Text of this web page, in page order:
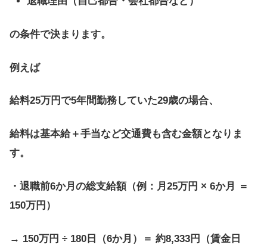
の条件で決まります。
例えば
給料25万円で5年間勤務していた29歳の場合、
給料は基本給＋手当など交通費も含む金額となりま
す。
・退職前6か月の総支給額（例：月25万円 × 6か月 ＝
150万円）
→ 150万円 ÷ 180日（6か月）＝ 約8,333円（賃金日